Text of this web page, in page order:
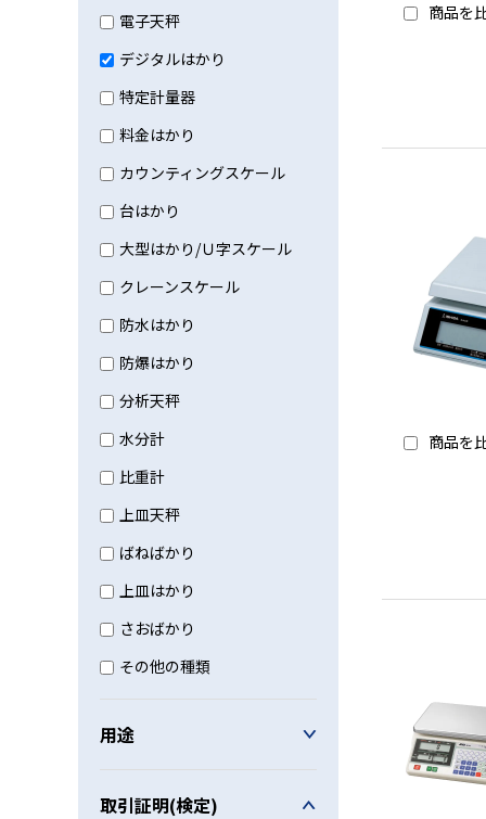
電子天秤
デジタルはかり
特定計量器
料金はかり
カウンティングスケール
台はかり
大型はかり/Ｕ字スケール
クレーンスケール
防水はかり
防爆はかり
分析天秤
水分計
比重計
上皿天秤
ばねばかり
上皿はかり
さおばかり
その他の種類
用途
取引証明(検定)
商品を
商品を